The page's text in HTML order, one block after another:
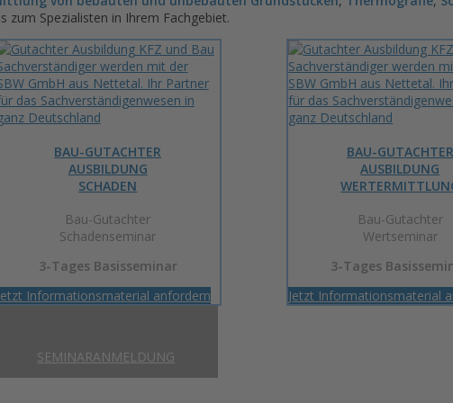
zum Spezialisten in Ihrem Fachgebiet.
BAU-GUTACHTER
AUSBILDUNG
SCHADEN
Bau-Gutachter
Schadenseminar
3-Tages Basisseminar
Informationsmaterial anfordern
BAU-GUTACHTER
AUSBILDUNG
Bau-Gutachter
Wertseminar
3-Tages
Jetzt Informationsmaterial
SEMINARANMELDUNG